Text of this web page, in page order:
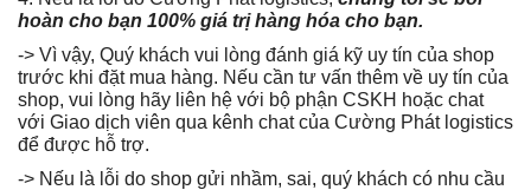
hoàn cho bạn 100% giá trị hàng hóa cho bạn.
-> Vì vậy, Quý khách vui lòng đánh giá kỹ uy tín của shop
trước khi đặt mua hàng. Nếu cần tư vấn thêm về uy tín của
shop, vui lòng hãy liên hệ với bộ phận CSKH hoặc chat
với Giao dịch viên qua kênh chat của Cường Phát logistics
để được hỗ trợ.
-> Nếu là lỗi do shop gửi nhầm, sai, quý khách có nhu cầu